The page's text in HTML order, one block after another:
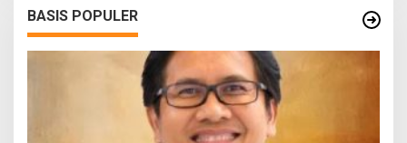
BASIS POPULER